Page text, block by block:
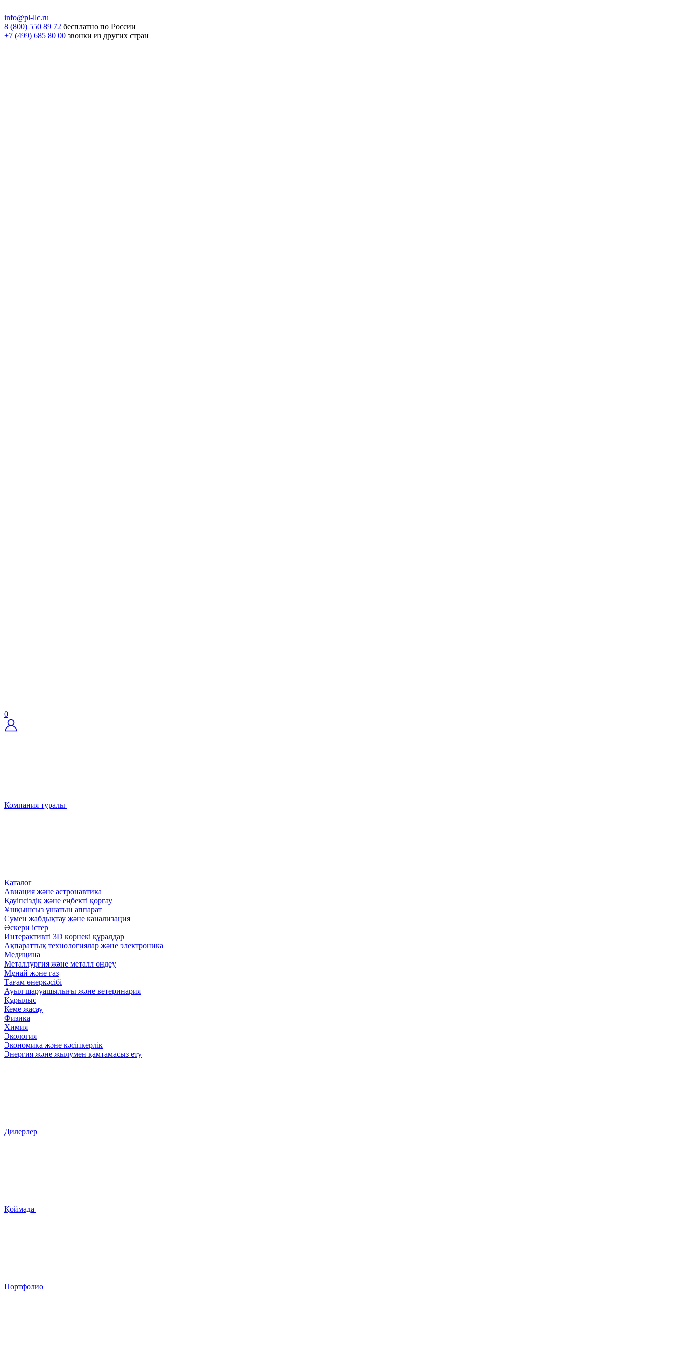
info@pl-llc.ru
8 (800) 550 89 72 бесплатно по России
+7 (499) 685 80 00 звонки из других стран
0
Компания туралы
Каталог
Авиация және астронавтика
Қауіпсіздік және еңбекті қорғау
Ұшқышсыз ұшатын аппарат
Сумен жабдықтау және канализация
Әскери істер
Интерактивті 3D көрнекі құралдар
Ақпараттық технологиялар және электроника
Медицина
Металлургия және металл өңдеу
Мұнай және газ
Тағам өнеркәсібі
Ауыл шаруашылығы және ветеринария
Құрылыс
Кеме жасау
Физика
Химия
Экология
Экономика және кәсіпкерлік
Энергия және жылумен қамтамасыз ету
Дилерлер
Қоймада
Портфолио